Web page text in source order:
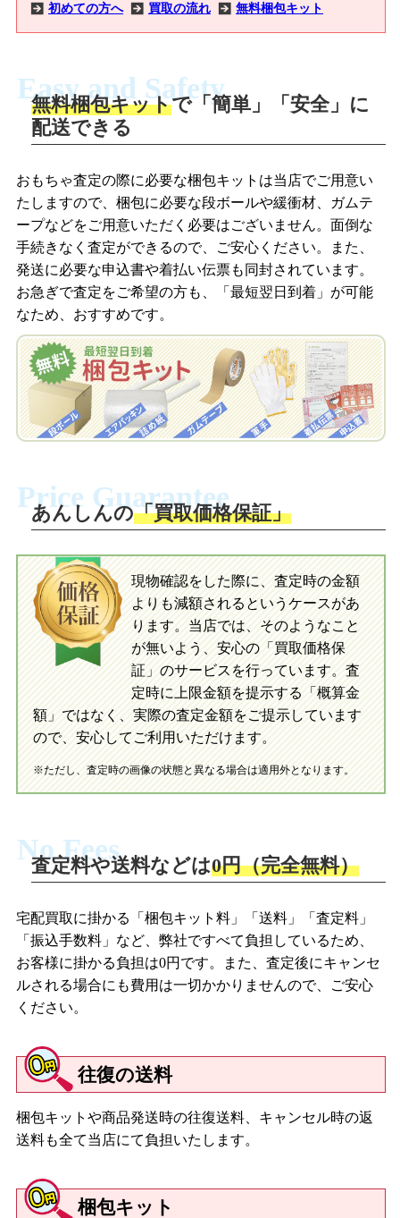
初めての方へ 買取の流れ 無料梱包キット
商品撮影
商品を撮影して、査定フォームから画像
を送信します。
梱包キットをメールで申し込み
査定結果をメールで確認し、梱包キット
を申し込みます。梱包キットは送料無料
でお届けします。
自宅でおもちゃを発送・梱包
梱包キットに同封する発送ガイドの手順
送。当店へ無料で発送いただけます。
入金完了
当店に査定したおもちゃがご到着後、ご
指定の口座に即日入金可能です。
買取の流れ 写真の撮影方法
LINEの友だち追加・査定画像を送信
「ジョニージョイLINE査定」を友だちに
追加し、スマートフォンなどのカメラで
撮影したおもちゃの写真をトーク中に送
梱包キットをLINEで申し込み
査定結果をLINEで確認し、梱包キットを
申し込みます。梱包キットは送料無料で
お届けします。
自宅でおもちゃを発送・梱包
ださい。お電話にて集荷依頼を行い発
送。当店へ無料で発送いただけます。
当店に査定したおもちゃがご到着後、ご
指定の口座に即日入金可能です。
初めての方へ LINE査定の流れ 写真の撮影方法
Easy and Safety
無料梱包キットで「簡単」「安全」に
配送できる
おもちゃ査定の際に必要な梱包キットは当店でご用意い
たしますので、梱包に必要な段ボールや緩衝材、ガムテ
ープなどをご用意いただく必要はございません。面倒な
手続きなく査定ができるので、ご安心ください。また、
発送に必要な申込書や着払い伝票も同封されています。
お急ぎで査定をご希望の方も、「最短翌日到着」が可能
なため、おすすめです。
Price Guarantee
あんしんの「買取価格保証」
現物確認をした際に、査定時の金額
よりも減額されるというケースがあ
ります。当店では、そのようなこと
が無いよう、安心の「買取価格保
証」のサービスを行っています。査
定時に上限金額を提示する「概算金
額」ではなく、実際の査定金額をご提示しています
ので、安心してご利用いただけます。
※ただし、査定時の画像の状態と異なる場合は適用外となります。
No Fees
査定料や送料などは0円（完全無料）
宅配買取に掛かる「梱包キット料」「送料」「査定料」
「振込手数料」など、弊社ですべて負担しているため、
お客様に掛かる負担は0円です。また、査定後にキャンセ
ルされる場合にも費用は一切かかりませんので、ご安心
ください。
往復の送料
梱包キットや商品発送時の往復送料、キャンセル時の返
送料も全て当店にて負担いたします。
梱包キット